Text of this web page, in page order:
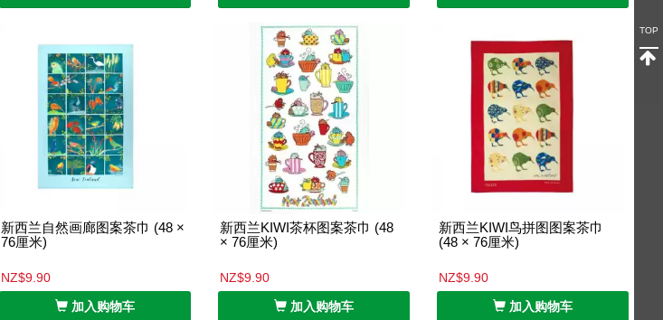
TOP
新西兰自然画廊图案茶巾 (48 ×
76厘米)
NZ$9.90
加入购物车
新西兰KIWI茶杯图案茶巾 (48
× 76厘米)
NZ$9.90
加入购物车
新西兰KIWI鸟拼图图案茶巾
(48 × 76厘米)
NZ$9.90
加入购物车